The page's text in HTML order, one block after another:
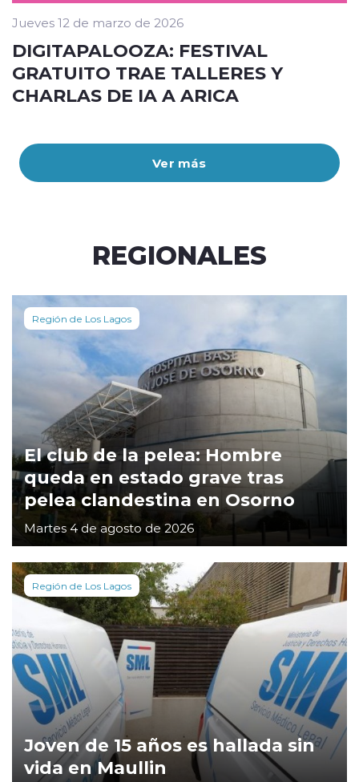
Ver más
Jueves 12 de marzo de 2026
DIGITAPALOOZA: FESTIVAL
GRATUITO TRAE TALLERES Y
CHARLAS DE IA A ARICA
REGIONALES
Región de Los Lagos
El club de la pelea: Hombre
queda en estado grave tras
pelea clandestina en Osorno
Martes 4 de agosto de 2026
Región de Los Lagos
Joven de 15 años es hallada sin
vida en Maullin